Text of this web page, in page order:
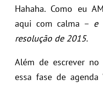
Hahaha. Como eu
aqui com calma – e
resolução de 2015.
Além de escrever
essa fase de agenda